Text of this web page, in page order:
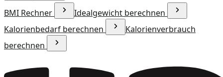
BMI Rechner
Idealgewicht berechnen
Kalorienbedarf berechnen
Kalorienverbrauch
berechnen